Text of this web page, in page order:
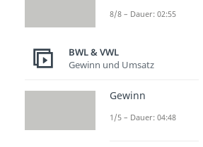
Nach Beantwortung
Studyflix zu verbessern.
Defizit- und
8/8 – Dauer: 02:55
BWL & VWL
Gewinn und Umsatz
Gewinn
1/5 – Dauer: 04:48